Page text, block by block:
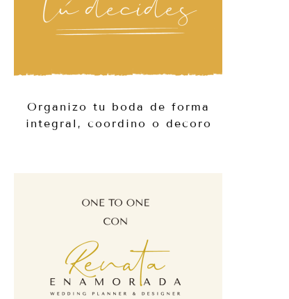
Organizo tu boda de forma
integral, coordino o decoro